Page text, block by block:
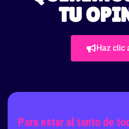
TU
Haz clic
Para estar al tanto de